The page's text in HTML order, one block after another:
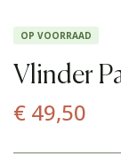
OP VOORRAAD
Vlinder
€ 49,50